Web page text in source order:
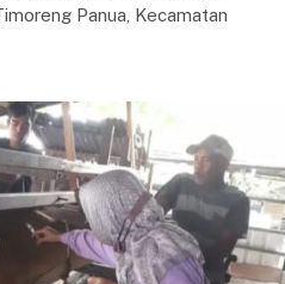
Panua, Kecamatan